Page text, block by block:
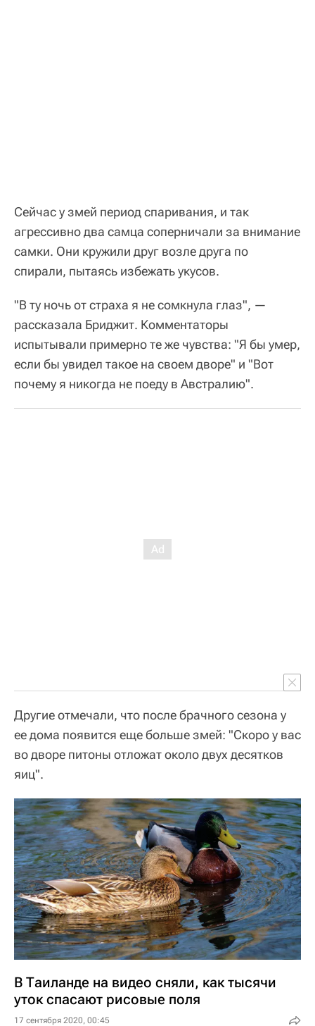
Сейчас у змей период спаривания, и так
агрессивно два самца соперничали за внимание
самки. Они кружили друг возле друга по
спирали, пытаясь избежать укусов.
"В ту ночь от страха я не сомкнула глаз", —
рассказала Бриджит. Комментаторы
испытывали примерно те же чувства: "Я бы умер,
если бы увидел такое на своем дворе" и "Вот
почему я никогда не поеду в Австралию".
Другие отмечали, что после брачного сезона у
ее дома появится еще больше змей: "Скоро у вас
во дворе питоны отложат около двух десятков
яиц".
В Таиланде на видео сняли, как тысячи
уток спасают рисовые поля
17 сентября 2020, 00:45